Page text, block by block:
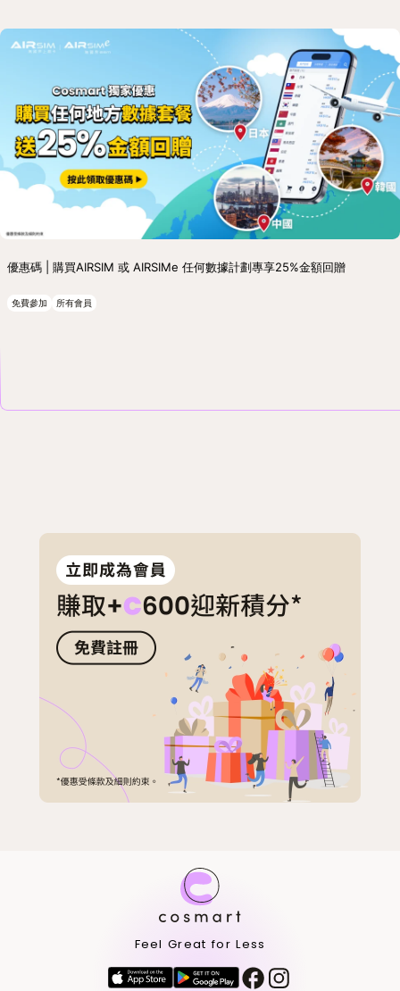
優惠碼 | 購買AIRSIM 或 AIRSIMe 任何數據計劃專享25%金額回贈
免費參加 所有會員
Feel Great for Less